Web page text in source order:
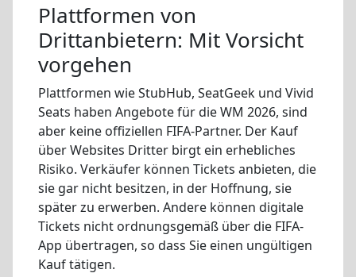
Plattformen von
Drittanbietern: Mit Vorsicht
vorgehen
Plattformen wie StubHub, SeatGeek und Vivid
Seats haben Angebote für die WM 2026, sind
aber keine offiziellen FIFA-Partner. Der Kauf
über Websites Dritter birgt ein erhebliches
Risiko. Verkäufer können Tickets anbieten, die
sie gar nicht besitzen, in der Hoffnung, sie
später zu erwerben. Andere können digitale
Tickets nicht ordnungsgemäß über die FIFA-
App übertragen, so dass Sie einen ungültigen
Kauf tätigen.